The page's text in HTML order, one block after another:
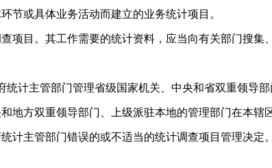
节或具体业务活动而建立的业务统计项目。
项目。其工作需要的统计资料，应当向有关部门搜
计主管部门管理省级国家机关、中央和省双重领导
地方双重领导部门、上级派驻本地的管理部门在本辖
计主管部门错误的或不适当的统计调查项目管理决定。